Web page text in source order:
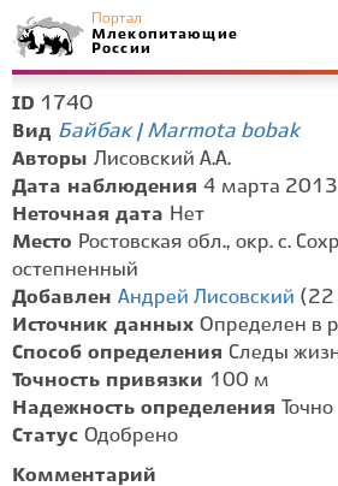
Портал
Млекопитающие
России
ID 1740
Вид Байбак | Marmota bobak
Авторы Лисовский А.А.
Дата наблюдения 4 марта 2013
Неточная дата Нет
Место Ростовская обл., окр. с.
остепненный
Добавлен Андрей Лисовский (22
Источник данных Определен в
Способ определения Следы
Точность привязки 100 м
Надежность определения
Точно
Статус Одобрено
Комментарий